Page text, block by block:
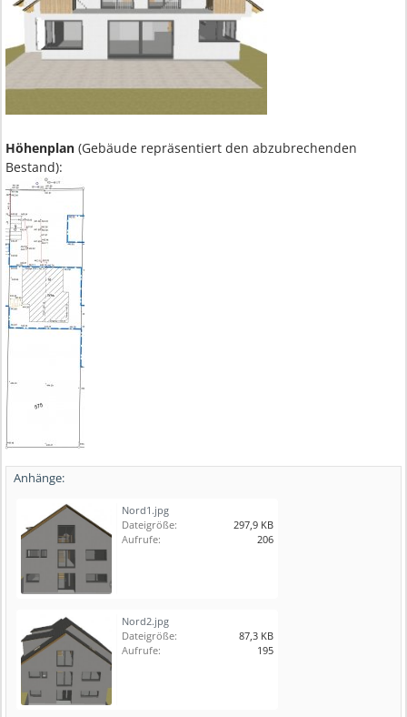
Höhenplan (Gebäude repräsentiert den abzubrechenden
Bestand):
Anhänge:
Nord1.jpg
Dateigröße:
297,9 KB
Aufrufe:
206
Nord2.jpg
Dateigröße:
87,3 KB
Aufrufe:
195